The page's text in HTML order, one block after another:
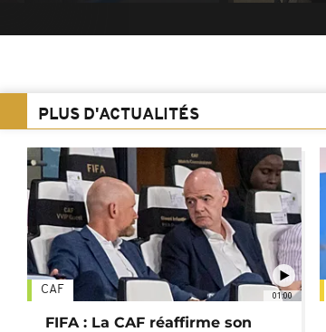
PLUS D'ACTUALITÉS
01:00
CAF
FIFA : La CAF réaffirme son